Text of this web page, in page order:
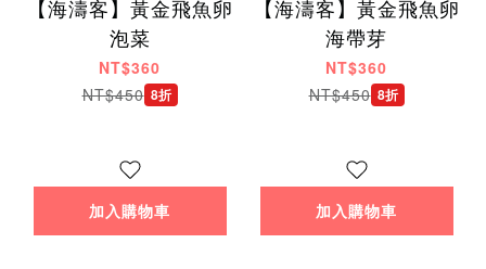
【海濤客】黃金飛魚卵
泡菜
NT$360
NT$450 8折
加入購物車
【海濤客】黃金飛魚卵
海帶芽
NT$360
NT$450 8折
加入購物車